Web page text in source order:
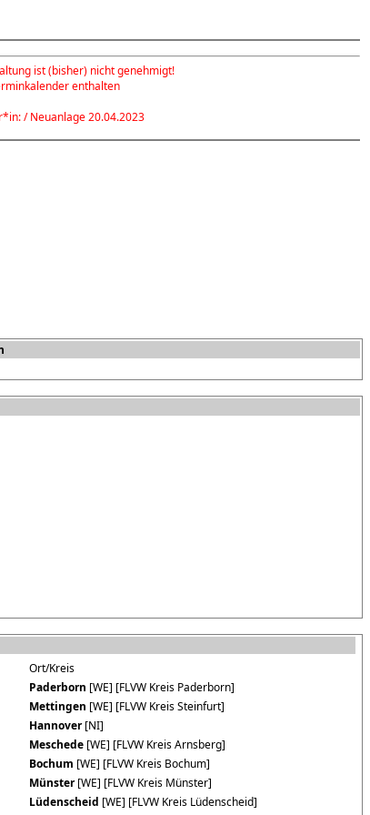
ist (bisher) nicht genehmigt!
enthalten
/ Neuanlage 20.04.2023
Ort/Kreis
Paderborn [WE] [FLVW Kreis Paderborn]
Mettingen [WE] [FLVW Kreis Steinfurt]
Hannover[NI]
Meschede [WE] [FLVW Kreis Arnsberg]
Bochum [WE] [FLVW Kreis Bochum]
Münster[WE] [FLVW Kreis Münster]
Lüdenscheid [WE] [FLVW Kreis Lüdenscheid]